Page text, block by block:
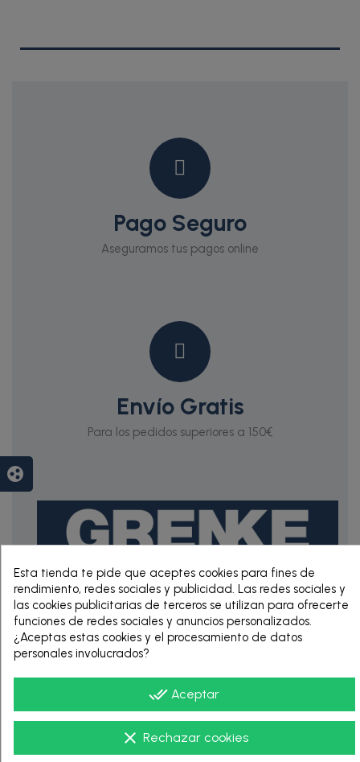
Pago Seguro
Aseguramos tus pagos online
Envío Gratis
Para los pedidos superiores a 150€
RENTING DE 12
HASTA 60 MESES
Esta tienda te pide que aceptes cookies para fines de
rendimiento, redes sociales y publicidad. Las redes sociales y
las cookies publicitarias de terceros se utilizan para ofrecerte
funciones de redes sociales y anuncios personalizados.
¿Aceptas estas cookies y el procesamiento de datos
personales involucrados?
done_all Aceptar
clear Rechazar cookies
group_work